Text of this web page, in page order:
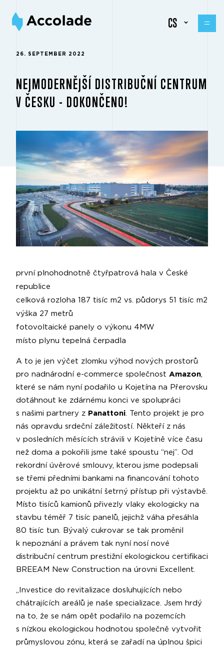
CS
26. SEPTEMBER 2022
NEJMODERNĚJŠÍ DISTRIBUČNÍ CENTRUM
V ČESKU - DOKONČENO!
první plnohodnotně čtyřpatrová hala v České
republice
celková rozloha 187 tisíc m2 vs. půdorys 51 tisíc m2
výška 27 metrů
fotovoltaické panely o výkonu 4MW
místo plynu tepelná čerpadla
A to je jen výčet zlomku výhod nových prostorů
pro nadnárodní e-commerce společnost Amazon,
které se nám nyní podařilo u Kojetína na Přerovsku
dotáhnout ke zdárnému konci ve spolupráci
s našimi partnery z Panattoni. Tento projekt je pro
nás opravdu srdeční záležitostí. Někteří z nás
v posledních měsících strávili v Kojetíně více času
než doma a pokořili jsme také spoustu “nej”. Od
rekordní úvěrové smlouvy, kterou jsme podepsali
se třemi předními bankami na financování tohoto
projektu až po unikátní šetrný přístup při výstavbě.
Místo tisíců kamionů přivezly vlaky ekologicky na
stavbu téměř 7 tisíc panelů, jejichž váha přesáhla
80 tisíc tun. Bývalý cukrovar se tak proměnil
k nepoznání a právem tak nyní nosí nové
distribuční centrum prestižní ekologickou certifikaci
BREEAM New Construction na úrovni Excellent.
„Investice do revitalizace dosluhujících nebo
chátrajících areálů je naše specializace. Jsem hrdý
na to, že se nám opět podařilo na pozemcích
s nízkou ekologickou hodnotou společně vytvořit
průmyslovou zónu, která se zařadí na úplnou špici